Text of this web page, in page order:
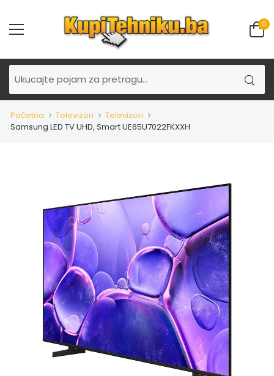
0
Početna Televizori
Televizori
Samsung LED TV UHD, Smart UE65U7022FKXXH